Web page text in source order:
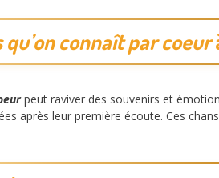
qu’on connaît par coeur
peut raviver des souvenirs et
après leur première écoute. Ces